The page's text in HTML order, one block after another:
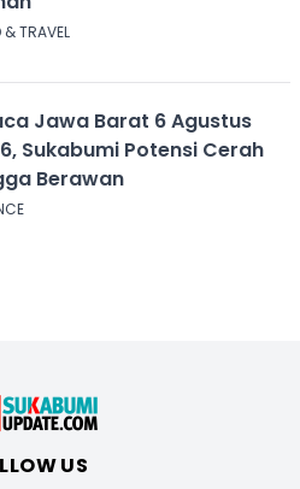
& TRAVEL
Jawa Barat 6 Agustus
Sukabumi Potensi Cerah
Berawan
US